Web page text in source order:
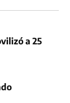
a 25